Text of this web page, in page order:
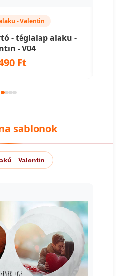
- Valentin
- téglalap alaku -
- V04
Ft
sablonok
- Valentin